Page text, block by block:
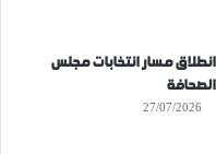
انطلاق مسار انتخابات مجلس
الصحافة
27/07/2026